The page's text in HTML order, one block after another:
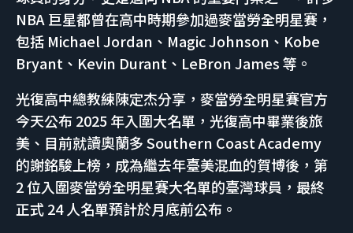
NBA 巨星都曾在高中時期參加過麥當勞全明星賽，
包括 Michael Jordan、Magic Johnson、Kobe
Bryant、Kevin Durant、LeBron James 等。
光復高中總教練陳定杰分享，麥當勞全明星賽官方
今天公布 2025 年入圍大名單，光復高中畢業後旅
美、目前就讀奧蘭多 Southern Coast Academy
的謝銘駿上榜，成為繼去年臺美混血的賀博後，第
2 位入圍麥當勞全明星賽大名單的臺灣球員，最終
正式 24 人名單預計於月底前公布。